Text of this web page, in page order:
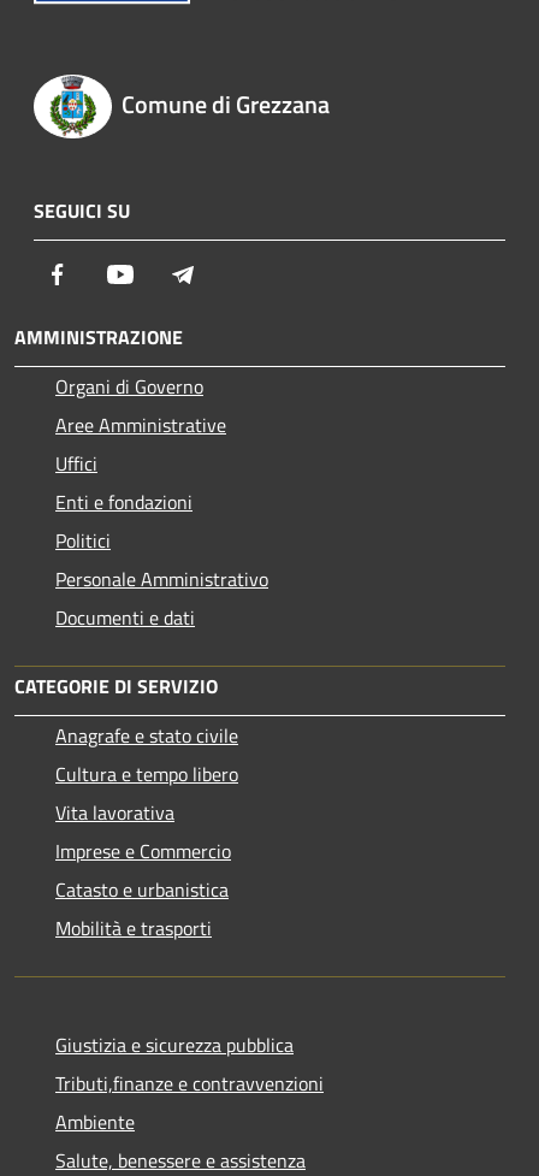
Comune di Grezzana
SEGUICI SU
Facebook Youtube
AMMINISTRAZIONE
Organi di Governo
Aree Amministrative
Uffici
Enti e fondazioni
Politici
Personale Amministrativo
Documenti e dati
CATEGORIE DI SERVIZIO
Anagrafe e stato civile
Cultura e tempo libero
Vita lavorativa
Imprese e Commercio
Catasto e urbanistica
Mobilità e trasporti
Giustizia e sicurezza pubblica
Tributi,finanze e contravvenzioni
Ambiente
Salute, benessere e assistenza